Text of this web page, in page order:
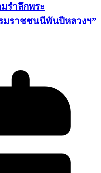
รำลึกพระ
ราชชนนีพันปีหลวงฯ”